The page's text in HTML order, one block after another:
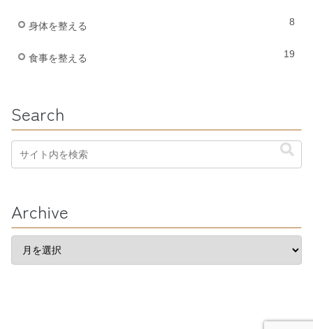
身体を整える 8
食事を整える 19
Search
Archive